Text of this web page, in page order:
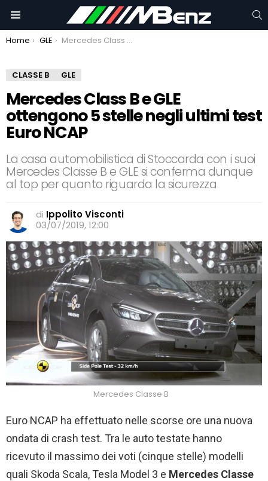
You are here:
Home GLE Mercedes Class B e GLE ottengono 5 stelle negli ultimi test Euro NCAP
CLASSE B GLE
Mercedes Class B e GLE
ottengono 5 stelle negli ultimi test
Euro NCAP
La casa automobilistica di Stoccarda con i suoi
Mercedes Classe B e GLE si conferma dunque
al top per quanto riguarda la sicurezza
di Ippolito Visconti
03/07/2019, 12:00
Mercedes Classe B
Euro NCAP ha effettuato nelle scorse ore una nuova
ondata di crash test. Tra le auto testate hanno
ricevuto il massimo dei voti (cinque stelle) modelli
quali Skoda Scala, Tesla Model 3 e Mercedes Classe